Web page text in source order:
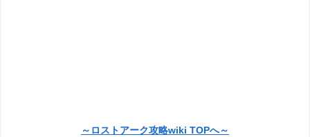
～ロストアーク攻略wiki TOPへ～